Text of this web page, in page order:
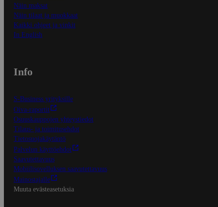
Näin maksat
Näin tilaat ja muokkaat
Kaikki ohjeet ja vinkit
In English
Info
S-Business yrityksille
Oiva-raportit
Osuuskauppojen yhteystiedot
Tilaus- ja toimitusehdot
Tietosuojakäytäntö
Palvelun käyttöehdot
Saavutettavuus
Mobiilisovelluksen saavutettavuus
Mainostajalle
Muuta evästeasetuksia